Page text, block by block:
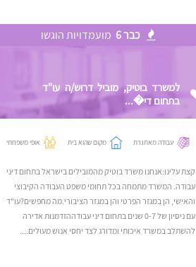
כבר 6 מועמדויות הוגשו
למשרד בוטיק, מוביל דרוש/ה עו"ד
בתחום די�...
עבודה מאתגרת מקום שהוא בית אופי משפחתי
קצת עלינו:אנחנו משרד בוטיק מהמובילים בישראל בתחום דיני
עבודה. המשרד מתמחה בכל תחומי משפט העבודה הקיבוצי
והאישי, הן במגזר הפרטי והן במגזר הציבורי.מה מחפשים?עו"ד
עם ניסיון של 0-7 שנים בתחום דיני עבודההזדמנות אדירה
להשתלב במשרד איכותי ומדורג לצד יחסי אנוש מעולים....